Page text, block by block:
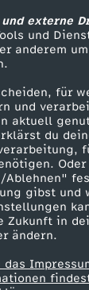
und externe
und
anderem
für
und
aktuell
du
gibst und
Zukunft in
ändern.